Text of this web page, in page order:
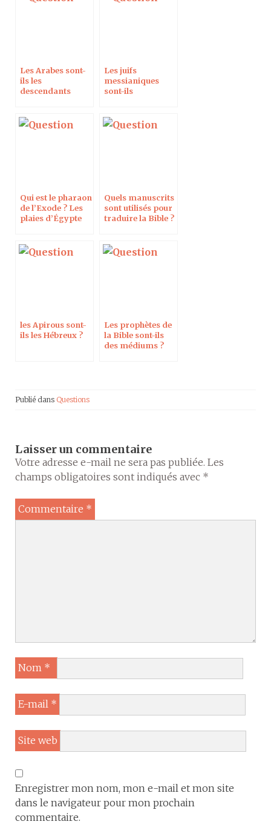
Les Arabes sont-
ils les
descendants
Les juifs
messianiques
sont-ils
Qui est le pharaon
de l’Exode ? Les
plaies d’Égypte
Santorin ?
Quels manuscrits
sont utilisés pour
traduire la Bible ?
les Apirous sont-
ils les Hébreux ?
Les prophètes de
la Bible sont-ils
des médiums ?
Publié dans Questions
Laisser un commentaire
Votre adresse e-mail ne sera pas publiée. Les
champs obligatoires sont indiqués avec *
Commentaire *
Nom *
E-mail *
Site web
Enregistrer mon nom, mon e-mail et mon site
dans le navigateur pour mon prochain
commentaire.